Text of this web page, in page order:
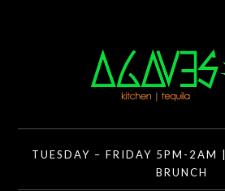
TUESDAY – FRIDAY 5PM-2AM
BRUNCH